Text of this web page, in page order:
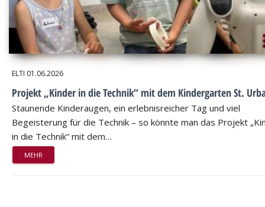
ELTI 01.06.2026
Projekt „Kinder in die Technik“ mit dem Kindergarten St.
Staunende Kinderaugen, ein erlebnisreicher Tag und viel
Begeisterung für die Technik – so könnte man das Projekt
in die Technik“ mit dem…
MEHR